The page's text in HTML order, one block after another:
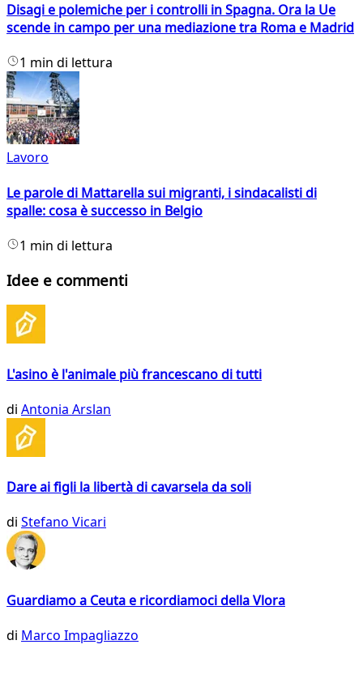
Disagi e polemiche per i controlli in Spagna. Ora la Ue
scende in campo per una mediazione tra Roma e Madrid
1 min di lettura
Lavoro
Le parole di Mattarella sui migranti, i sindacalisti di
spalle: cosa è successo in Belgio
1 min di lettura
Idee e commenti
L'asino è l'animale più francescano di tutti
di Antonia Arslan
Dare ai figli la libertà di cavarsela da soli
di Stefano Vicari
Guardiamo a Ceuta e ricordiamoci della Vlora
di Marco Impagliazzo